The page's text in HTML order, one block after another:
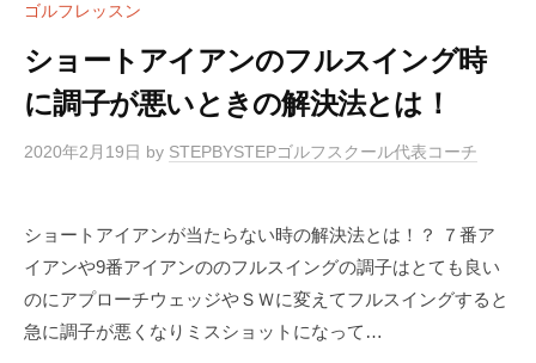
ゴルフレッスン
ショートアイアンのフルスイング時
に調子が悪いときの解決法とは！
2020年2月19日 by STEPBYSTEPゴルフスクール代表コーチ
ショートアイアンが当たらない時の解決法とは！？ ７番ア
イアンや9番アイアンののフルスイングの調子はとても良い
のにアプローチウェッジやＳＷに変えてフルスイングすると
急に調子が悪くなりミスショットになって…